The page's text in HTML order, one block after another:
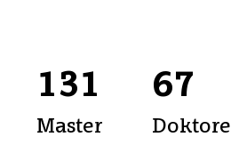
131
Master
67